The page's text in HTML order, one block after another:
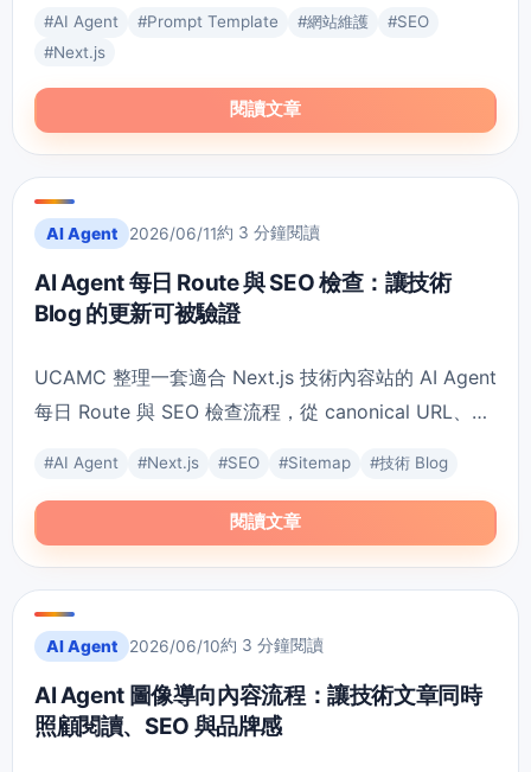
#AI Agent #Prompt Template #網站維護 #SEO
#Next.js
閱讀文章
AI Agent 2026/06/11約 3 分鐘閱讀
AI Agent 每日 Route 與 SEO 檢查：讓技術
Blog 的更新可被驗證
UCAMC 整理一套適合 Next.js 技術內容站的 AI Agent
每日 Route 與 SEO 檢查流程，從 canonical URL、
追蹤證據。
#AI Agent #Next.js #SEO #Sitemap #技術 Blog
閱讀文章
AI Agent 2026/06/10約 3 分鐘閱讀
AI Agent 圖像導向內容流程：讓技術文章同時
照顧閱讀、SEO 與品牌感